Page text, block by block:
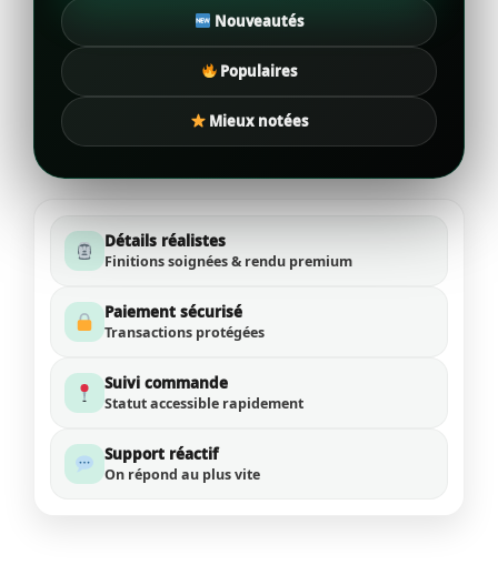
Nouveautés
Populaires
Mieux notées
Détails réalistes
Finitions soignées & rendu premium
Paiement sécurisé
Transactions protégées
Suivi commande
Statut accessible rapidement
Support réactif
On répond au plus vite